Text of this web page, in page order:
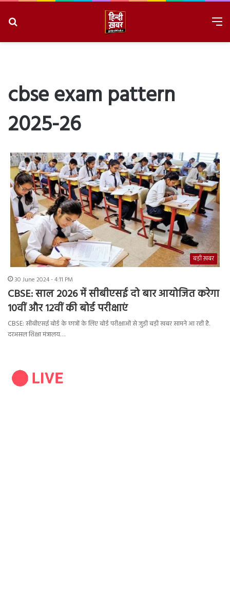
cbse exam pattern
2025-26
बड़ी ख़बर
30 June 2024 - 4:11 PM
CBSE: साल 2026 में सीबीएसई दो बार आयोजित करेगा
10वीं और 12वीं की बोर्ड परीक्षाएं
CBSE: सीबीएसई बोर्ड के छात्रों के लिए बोर्ड परीक्षाओं से जुड़ी बड़ी खबर सामने आ रही है.
दरअसल शिक्षा मंत्रालय…